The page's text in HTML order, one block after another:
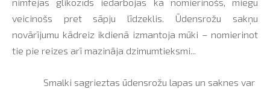
veicinošs pret sāpju līdzeklis. Ūdensrožu sakņu
novārījumu kādreiz ikdienā izmantoja mūki – nomierinot
tie pie reizes arī mazināja dzimumtieksmi...
Smalki sagrieztas ūdensrožu lapas un saknes var